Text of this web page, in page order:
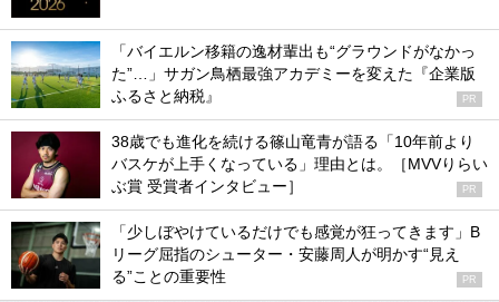
「バイエルン移籍の逸材輩出も“グラウンドがなかっ
た”…」サガン鳥栖最強アカデミーを変えた『企業版
ふるさと納税』
PR
38歳でも進化を続ける篠山竜青が語る「10年前より
バスケが上手くなっている」理由とは。［MVVりらい
ぶ賞 受賞者インタビュー］
PR
「少しぼやけているだけでも感覚が狂ってきます」B
リーグ屈指のシューター・安藤周人が明かす“見え
る”ことの重要性
PR